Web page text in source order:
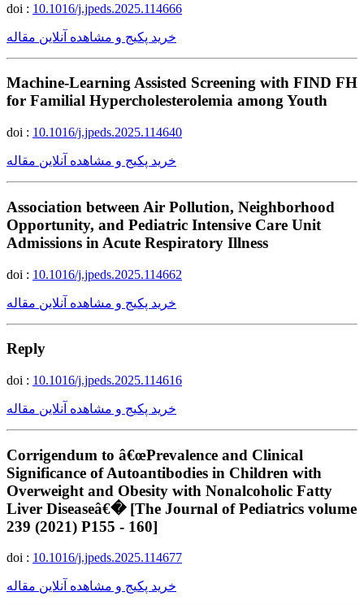
doi : 10.1016/j.jpeds.2025.114666
خرید پکیج و مشاهده آنلاین مقاله
Machine-Learning Assisted Screening with FIND FH
for Familial Hypercholesterolemia among Youth
doi : 10.1016/j.jpeds.2025.114640
خرید پکیج و مشاهده آنلاین مقاله
Association between Air Pollution, Neighborhood
Opportunity, and Pediatric Intensive Care Unit
Admissions in Acute Respiratory Illness
doi : 10.1016/j.jpeds.2025.114662
خرید پکیج و مشاهده آنلاین مقاله
Reply
doi : 10.1016/j.jpeds.2025.114616
خرید پکیج و مشاهده آنلاین مقاله
Corrigendum to â€œPrevalence and Clinical
Significance of Autoantibodies in Children with
Overweight and Obesity with Nonalcoholic Fatty
Liver Diseaseâ€� [The Journal of Pediatrics volume
239 (2021) P155 - 160]
doi : 10.1016/j.jpeds.2025.114677
خرید پکیج و مشاهده آنلاین مقاله